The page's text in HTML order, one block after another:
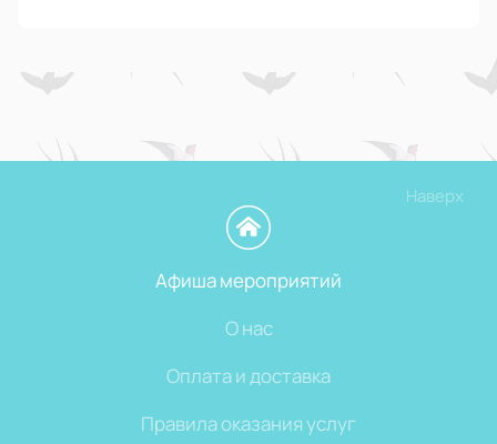
Наверх
Афиша мероприятий
О нас
Оплата и доставка
Правила оказания услуг